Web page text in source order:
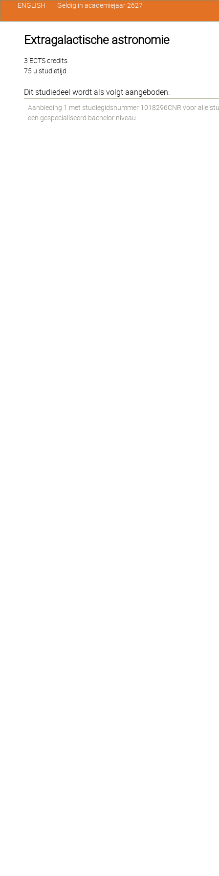
Extragalactische astronomie
3 ECTS credits
75 u studietijd
Dit studiedeel wordt als volgt aangeboden:
Aanbieding 1 met studiegidsnummer 1018296CNR voor alle
een gespecialiseerd bachelor niveau.
ENGLISH Geldig in academiejaar 2627